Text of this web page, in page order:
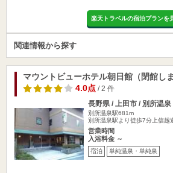
楽天トラベルの宿泊プランを
関連情報から探す
マウントビューホテル朝日館（閉館しま
4.0点/ 2 件
長野県 / 上田市 / 別所温泉
別所温泉駅681m
別所温泉駅より徒歩7分上信越
営業時間
入浴料金 ～
宿泊 単純温泉・単純泉